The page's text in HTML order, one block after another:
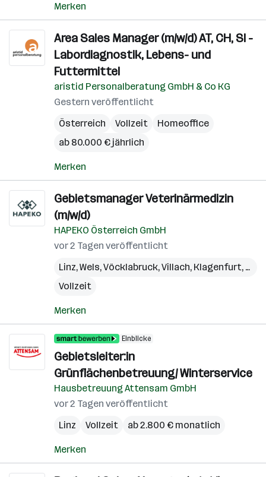
Merken
Area Sales Manager (m/w/d) AT, CH, SI -
Labordiagnostik, Lebens- und
Futtermittel
aristid Personalberatung GmbH & Co KG
Gestern veröffentlicht
Österreich
Vollzeit
Homeoffice
ab 80.000 € jährlich
Merken
Gebietsmanager Veterinärmedizin
(m/w/d)
HAPEKO Österreich GmbH
vor 2 Tagen veröffentlicht
Linz,Wels,Vöcklabruck,Villach, Klagenfurt, Graz
Vollzeit
Merken
Einblicke
Gebietsleiter:in
Grünflächenbetreuung/ Winterservice
Hausbetreuung Attensam GmbH
vor 2 Tagen veröffentlicht
Linz
Vollzeit ab 2.800 € monatlich
Merken